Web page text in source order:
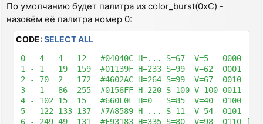
s
t
По умолчанию будет палитра из color_burst(0xC) -
назовём её палитра номер 0:
CODE:SELECT ALL
0 - 4   4   12   #04040C H=... S=67  V=5   0000
1 - 1   19  159  #01139F H=233 S=99  V=62  0001
2 - 70  2   172  #4602AC H=264 S=99  V=67  0010
3 - 1   86  255  #0156FF H=220 S=100 V=100 0011
4 - 102 15  15   #660F0F H=0   S=85  V=40  0100
5 - 122 133 137  #7A8589 H=... S=11  V=54  0101
6 - 249 49  131  #F93183 H=335 S=80  V=98  0110